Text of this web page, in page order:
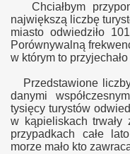
Chciałbym
największą liczbę
miasto odwiedziło
Porównywalną
w którym to
Przedstawione
danymi
tysięcy turystów
w kąpieliskach
przypadkach całe
morze mało kto